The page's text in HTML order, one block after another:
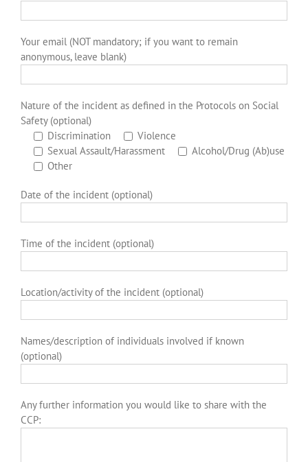
Your email (NOT mandatory; if you want to remain
anonymous, leave blank)
Nature of the incident as defined in the Protocols on Social
Safety (optional)
Discrimination
Violence
Sexual Assault/Harassment
Alcohol/Drug (Ab)use
Other
Date of the incident (optional)
Time of the incident (optional)
Location/activity of the incident (optional)
Names/description of individuals involved if known
(optional)
Any further information you would like to share with the
CCP: